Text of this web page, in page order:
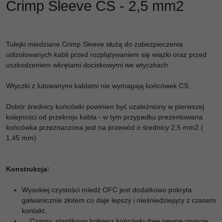
Crimp Sleeve CS - 2,5 mm2
Tulejki miedziane Crimp Sleeve służą do zabezpieczenia
odizolowanych kabli przed rozplątywaniem się wiązki oraz przed
uszkodzeniem wkrętami dociskowymi we wtyczkach.
Wtyczki z lutowanymi kablami nie wymagają końcówek CS.
Dobór średnicy końcówki powinien być uzależniony w pierwszej
kolejności od przekroju kabla - w tym przypadku prezentowana
końcówka przeznaczona jest na przewód o średnicy 2,5 mm2 (
1,45 mm)
Konstrukcja:
Wysokiej czystości miedź OFC jest dodatkowo pokryta
galwanicznie złotem co daje lepszy i nieśniedziejący z czasem
kontakt.